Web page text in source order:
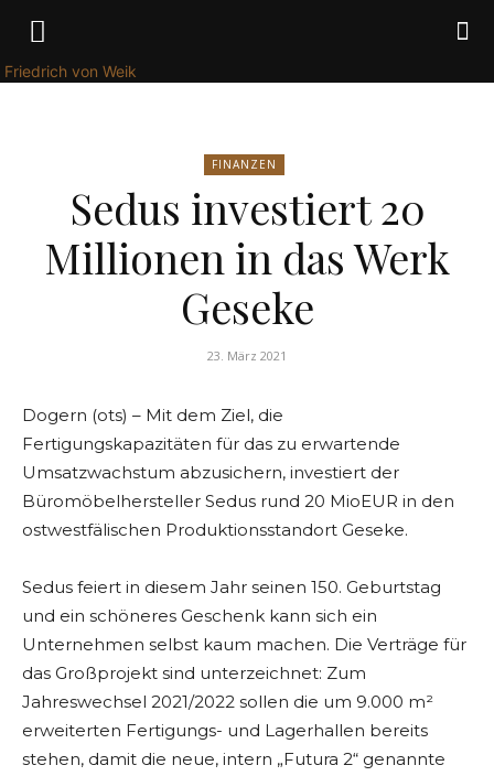
Friedrich von Weik
FINANZEN
Sedus investiert 20
Millionen in das Werk
Geseke
23. März 2021
Dogern (ots) – Mit dem Ziel, die
Fertigungskapazitäten für das zu erwartende
Umsatzwachstum abzusichern, investiert der
Büromöbelhersteller Sedus rund 20 MioEUR in den
ostwestfälischen Produktionsstandort Geseke.
Sedus feiert in diesem Jahr seinen 150. Geburtstag
und ein schöneres Geschenk kann sich ein
Unternehmen selbst kaum machen. Die Verträge für
das Großprojekt sind unterzeichnet: Zum
Jahreswechsel 2021/2022 sollen die um 9.000 m²
erweiterten Fertigungs- und Lagerhallen bereits
stehen, damit die neue, intern „Futura 2“ genannte